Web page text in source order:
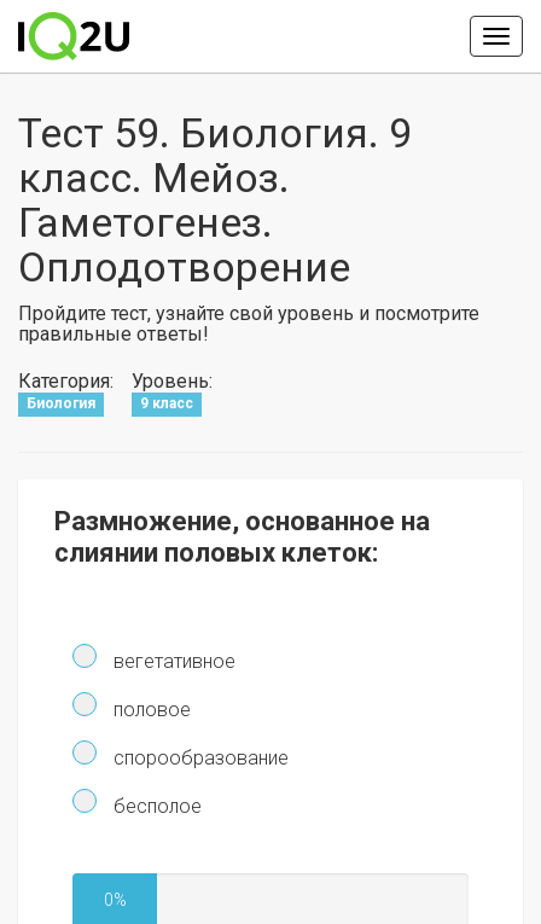
Тест 59. Биология. 9
класс. Мейоз.
Гаметогенез.
Оплодотворение
Пройдите тест, узнайте свой уровень и посмотрите
правильные ответы!
Категория:
Биология
Уровень:
9 класс
Размножение, основанное на
слиянии половых клеток:
вегетативное
половое
спорообразование
бесполое
0%